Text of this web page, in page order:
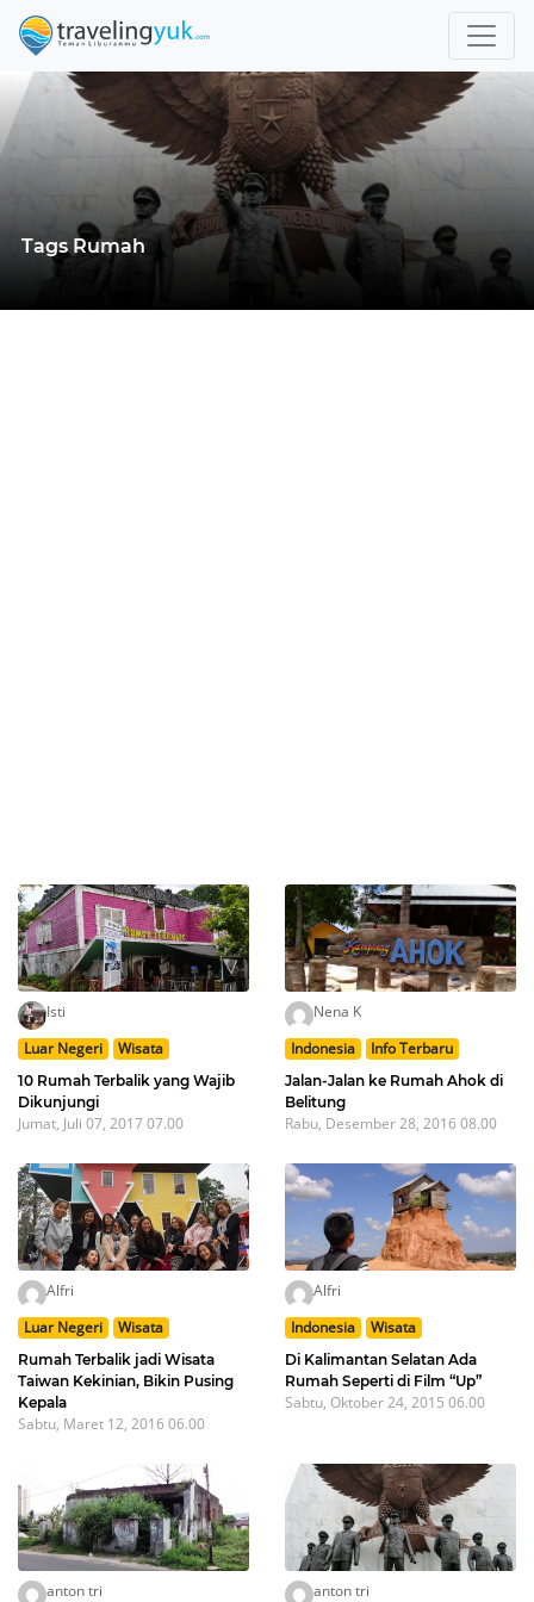
Tags Rumah
Isti
Luar Negeri
Wisata
10 Rumah Terbalik yang Wajib
Dikunjungi
Jumat, Juli 07, 2017 07.00
Nena K
Indonesia
Info Terbaru
Jalan-Jalan ke Rumah Ahok di
Belitung
Rabu, Desember 28, 2016 08.00
Alfri
Luar Negeri
Wisata
Rumah Terbalik jadi Wisata
Taiwan Kekinian, Bikin Pusing
Kepala
Sabtu, Maret 12, 2016 06.00
Alfri
Indonesia
Wisata
Di Kalimantan Selatan Ada
Rumah Seperti di Film “Up”
Sabtu, Oktober 24, 2015 06.00
anton tri anton tri